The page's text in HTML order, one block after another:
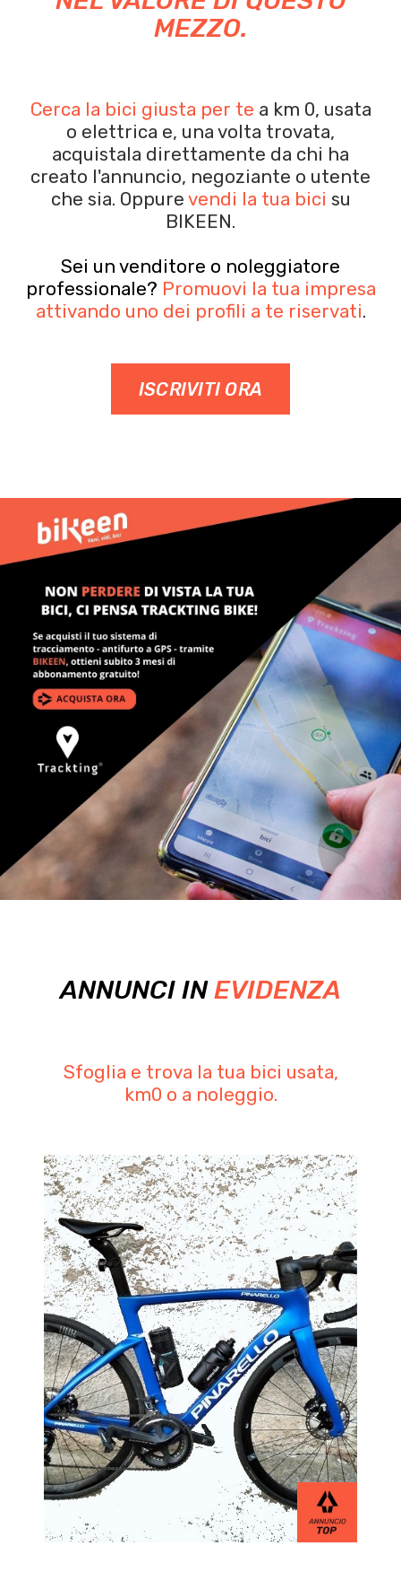
MEZZO.
Cerca la bici giusta per te a km 0, usata
o elettrica e, una volta trovata,
acquistala direttamente da chi ha
creato l'annuncio, negoziante o utente
che sia. Oppure vendi la tua bici su
BIKEEN.
Sei un venditore o noleggiatore
professionale? Promuovi la tua impresa
attivando uno dei profili a te riservati.
ISCRIVITI ORA
ANNUNCI INEVIDENZA
Sfoglia e trova la tua bici usata,
km0 o a noleggio.